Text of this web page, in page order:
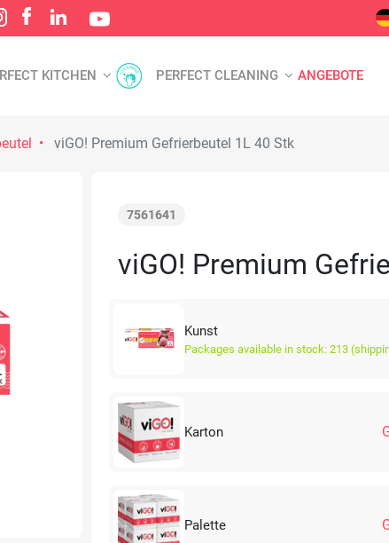
KITCHEN PERFECT CLEANING ANGEBOTE
viGO! Premium Gefrierbeutel 1L 40 Stk
7561641
viGO! Premium
Kunst
Packages available in stock: 213
Karton
Palette